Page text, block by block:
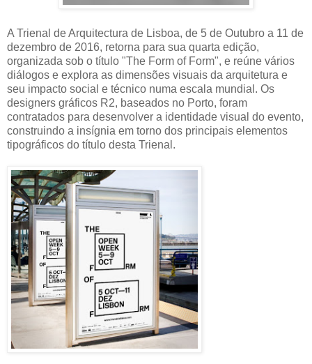
A Trienal de Arquitectura de Lisboa, de 5 de Outubro a 11 de
dezembro de 2016, retorna para sua quarta edição,
organizada sob o título "The Form of Form", e reúne vários
diálogos e explora as dimensões visuais da arquitetura e
seu impacto social e técnico numa escala mundial. Os
designers gráficos R2, baseados no Porto, foram
contratados para desenvolver a identidade visual do evento,
construindo a insígnia em torno dos principais elementos
tipográficos do título desta Trienal.